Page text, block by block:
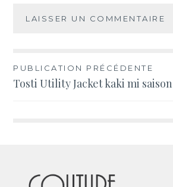
Navigation
de
PUBLICATION PRÉCÉDENTE
Tosti Utility Jacket kaki mi saison